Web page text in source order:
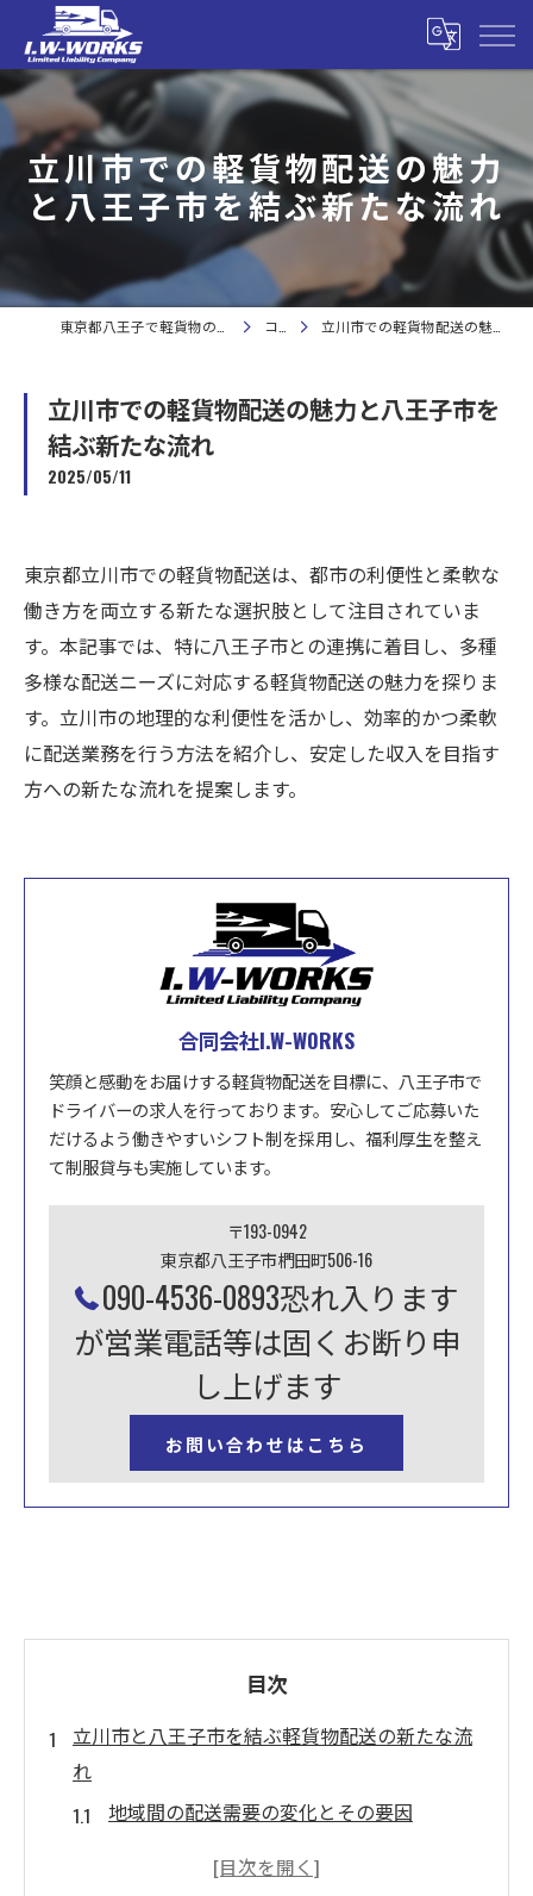
立川市での軽貨物配送の魅力
と八王子市を結ぶ新たな流れ
コラム 立川市での軽貨物配送の魅力と八王子市を結ぶ新たな流れ
立川市での軽貨物配送の魅力と八王子市を
結ぶ新たな流れ
2025/05/11
東京都立川市での軽貨物配送は、都市の利便性と柔軟な
働き方を両立する新たな選択肢として注目されていま
す。本記事では、特に八王子市との連携に着目し、多種
多様な配送ニーズに対応する軽貨物配送の魅力を探りま
す。立川市の地理的な利便性を活かし、効率的かつ柔軟
に配送業務を行う方法を紹介し、安定した収入を目指す
方への新たな流れを提案します。
合同会社I.W-WORKS
笑顔と感動をお届けする軽貨物配送を目標に、八王子市で
ドライバーの求人を行っております。安心してご応募いた
だけるよう働きやすいシフト制を採用し、福利厚生を整え
て制服貸与も実施しています。
〒193-0942
東京都八王子市椚田町506-16
090-4536-0893恐れ入ります
が営業電話等は固くお断り申
し上げます
お問い合わせはこちら
目次
立川市と八王子市を結ぶ軽貨物配送の新たな流
れ
地域間の配送需要の変化とその要因
新しい物流ルートがもたらす経済効果